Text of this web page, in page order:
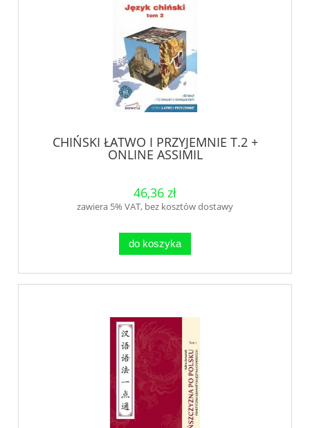
CHIŃSKI ŁATWO I PRZYJEMNIE T.2 +
ONLINE ASSIMIL
46,36 zł
zawiera 5% VAT, bez kosztów dostawy
do koszyka